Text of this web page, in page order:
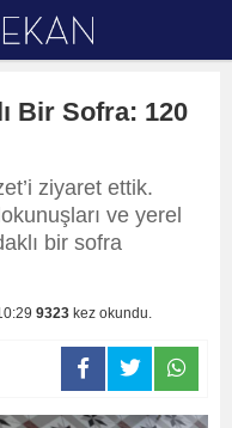
Bir Sofra: 120
ziyaret ettik.
ve yerel
bir sofra
9323 kez okundu.